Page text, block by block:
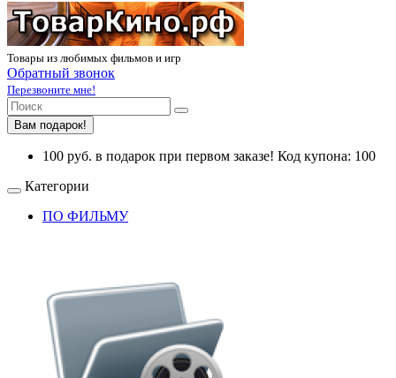
Товары из любимых фильмов и игр
Обратный звонок
Перезвоните мне!
Вам подарок!
100 руб. в подарок при первом заказе! Код купона: 100
Категории
ПО ФИЛЬМУ